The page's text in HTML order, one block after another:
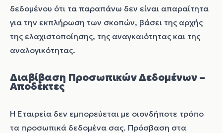
δεδομένου ότι τα παραπάνω δεν είναι απαραίτητα
για την εκπλήρωση των σκοπών, βάσει της αρχής
της ελαχιστοποίησης, της αναγκαιότητας και της
αναλογικότητας.
Διαβίβαση Προσωπικών Δεδομένων –
Αποδέκτες
Η Εταιρεία δεν εμπορεύεται με οιονδήποτε τρόπο
τα προσωπικά δεδομένα σας. Πρόσβαση στα